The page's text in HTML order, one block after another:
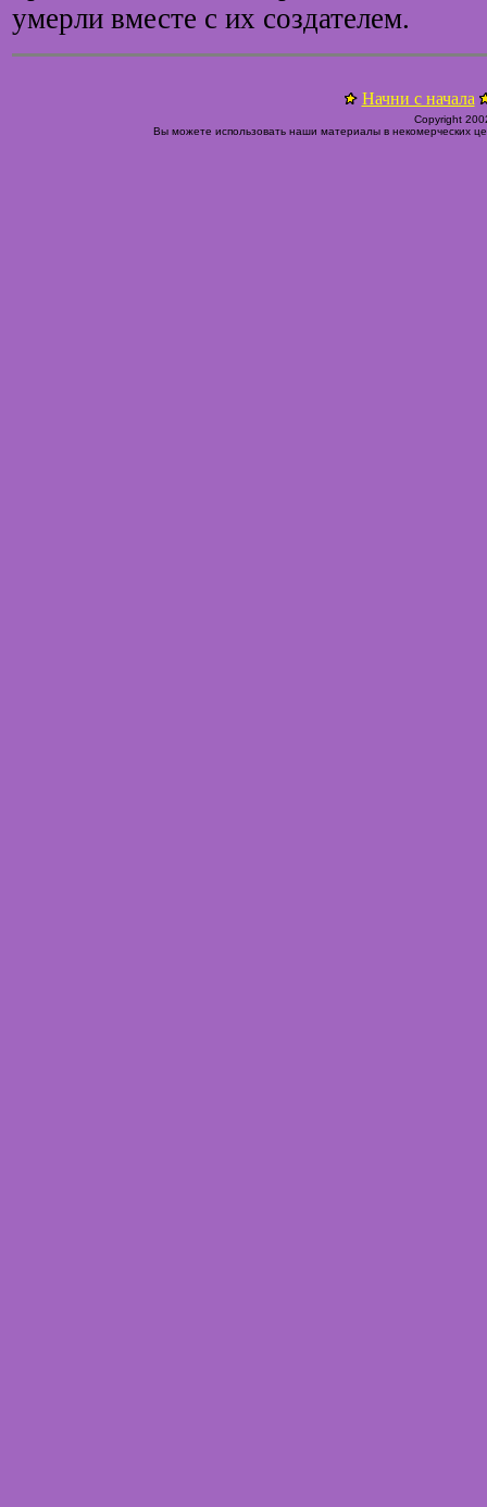
умерли вместе с их создателем.
Начни с начала
Copyright
Вы можете использовать наши материалы в некомерческих